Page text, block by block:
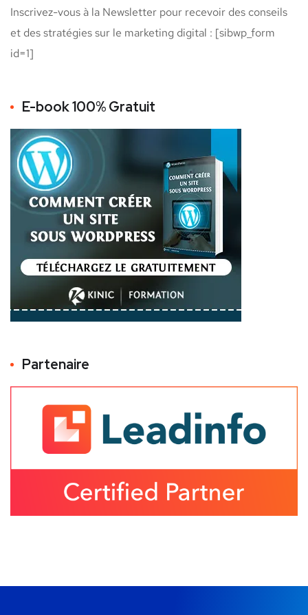
Inscrivez-vous à la Newsletter pour recevoir des conseils
et des stratégies sur le marketing digital : [sibwp_form
id=1]
E-book 100% Gratuit
Partenaire